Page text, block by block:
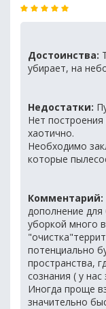
Достоинства:
убирает, на
Недостатки:
Нет
хаотично.
Необходимо
которые
Комментарий:
дополнение
уборкой много
потенциально
пространства,
сознания ( у
Иногда проще
значительно